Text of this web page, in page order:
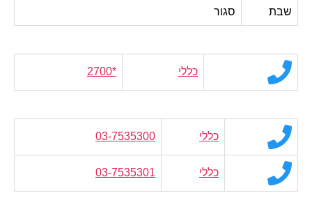
שבת סגור
כללי *2700
כללי 03-7535300
כללי 03-7535301